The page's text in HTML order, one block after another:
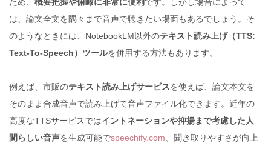
は、論文全文を隅々まで音声で聴きたい場面もあるでしょう。そ
のようなときには、NotebookLM以外のテキスト読み上げ（TTS:
Text-To-Speech）ツールを併用する方法もあります。
例えば、市販のテキスト読み上げサービスを使えば、論文本文を
そのまま合成音声で読み上げて音声ファイル化できます。近年の
高度なTTSサービスではイントネーションや抑揚まで考慮した人
間らしい音声を生成可能でspeechify.com 、聞き取りやすさが向上